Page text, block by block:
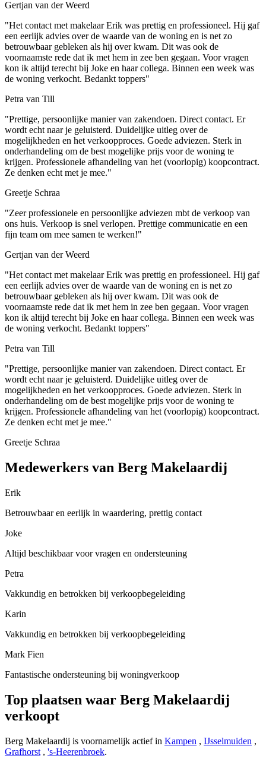
Gertjan van der Weerd
"Het contact met makelaar Erik was prettig en professioneel. Hij gaf
een eerlijk advies over de waarde van de woning en is net zo
betrouwbaar gebleken als hij over kwam. Dit was ook de
voornaamste rede dat ik met hem in zee ben gegaan. Voor vragen
kon ik altijd terecht bij Joke en haar collega. Binnen een week was
de woning verkocht. Bedankt toppers"
Petra van Till
"Prettige, persoonlijke manier van zakendoen. Direct contact. Er
wordt echt naar je geluisterd. Duidelijke uitleg over de
mogelijkheden en het verkoopproces. Goede adviezen. Sterk in
onderhandeling om de best mogelijke prijs voor de woning te
krijgen. Professionele afhandeling van het (voorlopig) koopcontract.
Ze denken echt met je mee."
Greetje Schraa
"Zeer professionele en persoonlijke adviezen mbt de verkoop van
ons huis. Verkoop is snel verlopen. Prettige communicatie en een
fijn team om mee samen te werken!"
Gertjan van der Weerd
"Het contact met makelaar Erik was prettig en professioneel. Hij gaf
een eerlijk advies over de waarde van de woning en is net zo
betrouwbaar gebleken als hij over kwam. Dit was ook de
voornaamste rede dat ik met hem in zee ben gegaan. Voor vragen
kon ik altijd terecht bij Joke en haar collega. Binnen een week was
de woning verkocht. Bedankt toppers"
Petra van Till
"Prettige, persoonlijke manier van zakendoen. Direct contact. Er
wordt echt naar je geluisterd. Duidelijke uitleg over de
mogelijkheden en het verkoopproces. Goede adviezen. Sterk in
onderhandeling om de best mogelijke prijs voor de woning te
krijgen. Professionele afhandeling van het (voorlopig) koopcontract.
Ze denken echt met je mee."
Greetje Schraa
Medewerkers van Berg Makelaardij
Erik
Betrouwbaar en eerlijk in waardering, prettig contact
Joke
Altijd beschikbaar voor vragen en ondersteuning
Petra
Vakkundig en betrokken bij verkoopbegeleiding
Karin
Vakkundig en betrokken bij verkoopbegeleiding
Mark Fien
Fantastische ondersteuning bij woningverkoop
Top plaatsen waar Berg Makelaardij
verkoopt
Berg Makelaardij is voornamelijk actief in Kampen , IJsselmuiden ,
Grafhorst , 's-Heerenbroek.